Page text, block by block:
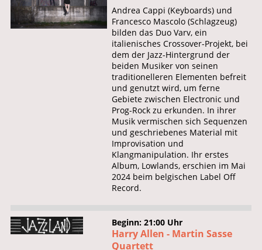
Andrea Cappi (Keyboards) und
Francesco Mascolo (Schlagzeug)
bilden das Duo Varv, ein
italienisches Crossover-Projekt, bei
dem der Jazz-Hintergrund der
beiden Musiker von seinen
traditionelleren Elementen befreit
und genutzt wird, um ferne
Gebiete zwischen Electronic und
Prog-Rock zu erkunden. In ihrer
Musik vermischen sich Sequenzen
und geschriebenes Material mit
Improvisation und
Klangmanipulation. Ihr erstes
Album, Lowlands, erschien im Mai
2024 beim belgischen Label Off
Record.
Beginn: 21:00 Uhr
Harry Allen - Martin Sasse
Quartett